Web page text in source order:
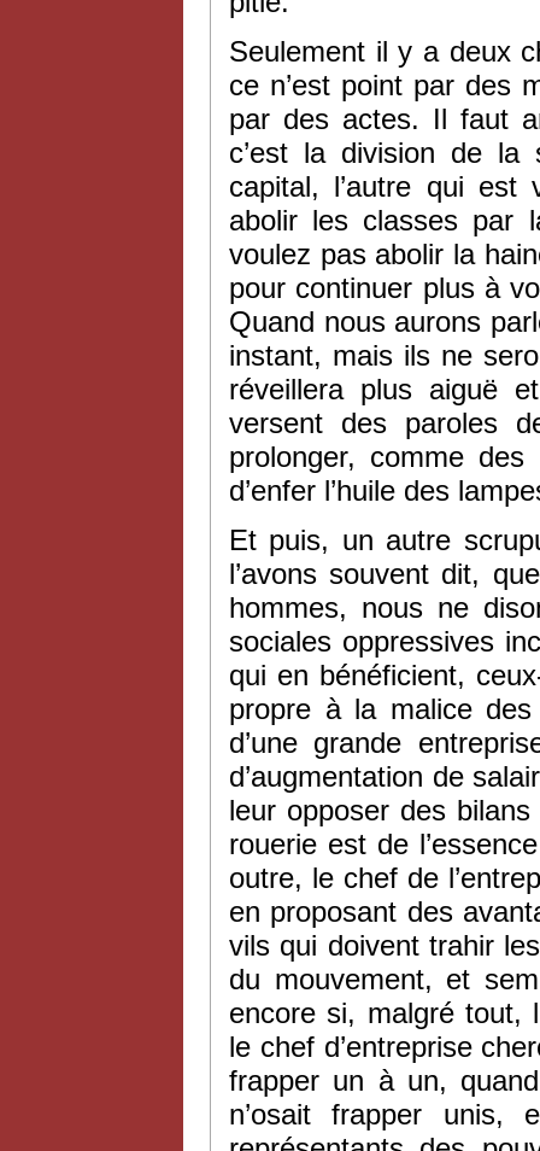
Seulement il y a deux
ce n’est point par des
par des actes. Il faut
c’est la division de la
capital, l’autre qui
abolir les classes par
voulez pas abolir la
pour continuer plus à
Quand nous aurons
instant, mais ils ne
réveillera plus aiguë
versent des paroles
prolonger, comme
d’enfer l’huile des
Et puis, un autre
l’avons souvent dit,
hommes, nous ne
sociales oppressives
qui en bénéficient,
propre à la malice
d’une grande
d’augmentation de
leur opposer des
rouerie est de
outre, le chef de
en proposant des
vils qui doivent trahir
du mouvement, et
encore si, malgré tout,
le chef d’entreprise
frapper un à un,
n’osait frapper